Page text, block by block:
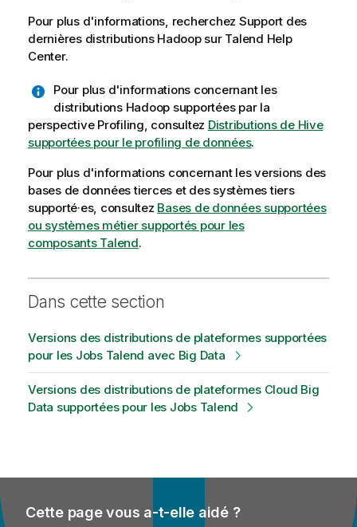
Pour plus d'informations, recherchez Support des
dernières distributions Hadoop sur Talend Help
Center.
Pour plus d'informations concernant les
distributions Hadoop supportées par la
perspective Profiling, consultez Distributions de Hive
supportées pour le profiling de données.
Pour plus d'informations concernant les versions des
bases de données tierces et des systèmes tiers
supporté·es, consultez Bases de données supportées
ou systèmes métier supportés pour les
composants Talend.
Dans cette section
Versions des distributions de plateformes supportées
pour les Jobs Talend avec Big Data
Versions des distributions de plateformes Cloud Big
Data supportées pour les Jobs Talend
Cette page vous a-t-elle aidé ?